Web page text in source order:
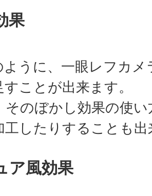
果
ように、一眼レフカ
ことが出来ます。
そのぼかし効果の使
工したりすることも
ア風効果